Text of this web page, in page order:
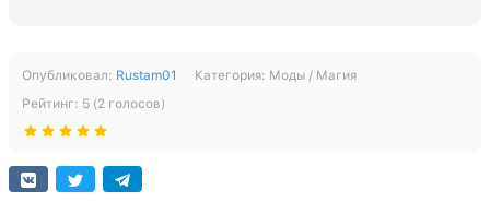
Опубликовал: Rustam01 Категория: Моды / Магия
Рейтинг: 5 (2 голосов)